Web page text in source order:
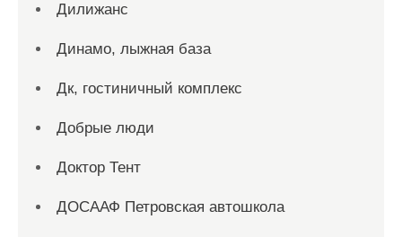
Дилижанс
Динамо, лыжная база
Дк, гостиничный комплекс
Добрые люди
Доктор Тент
ДОСААФ Петровская автошкола